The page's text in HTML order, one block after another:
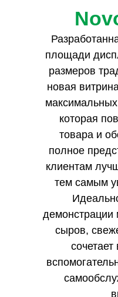
площади
размеров
новая
которая
товара и
полное
клиентам
тем самым
демонстрации
сыров,